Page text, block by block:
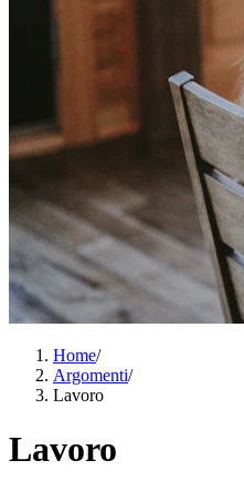
Home/
Argomenti/
Lavoro
Lavoro